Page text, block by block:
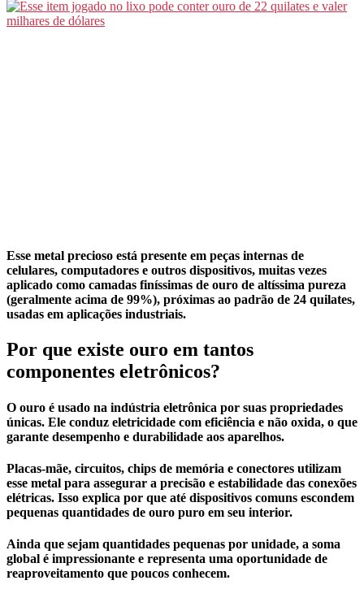
Esse metal precioso está presente em peças internas de
celulares, computadores e outros dispositivos, muitas vezes
aplicado como camadas finíssimas de ouro de altíssima pureza
(geralmente acima de 99%), próximas ao padrão de 24 quilates,
usadas em aplicações industriais.
Por que existe ouro em tantos
componentes eletrônicos?
O ouro é usado na indústria eletrônica por suas propriedades
únicas. Ele conduz eletricidade com eficiência e não oxida, o que
garante desempenho e durabilidade aos aparelhos.
Placas-mãe, circuitos, chips de memória e conectores utilizam
esse metal para assegurar a precisão e estabilidade das conexões
elétricas. Isso explica por que até dispositivos comuns escondem
pequenas quantidades de ouro puro em seu interior.
Ainda que sejam quantidades pequenas por unidade, a soma
global é impressionante e representa uma oportunidade de
reaproveitamento que poucos conhecem.